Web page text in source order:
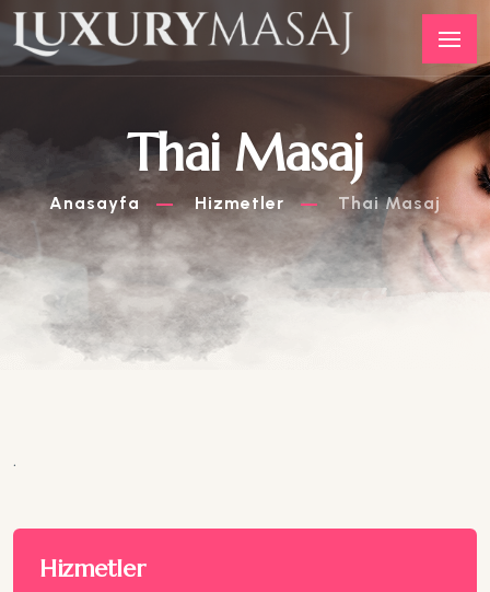
Thai Masaj
Anasayfa Hizmetler Thai Masaj
Hizmetler
.